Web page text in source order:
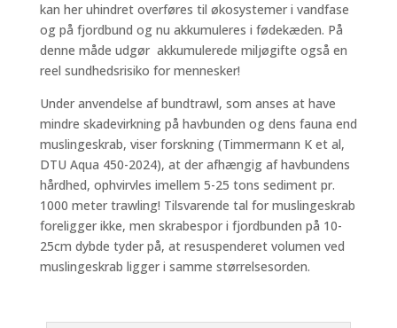
kan her uhindret overføres til økosystemer i vandfase
og på fjordbund og nu akkumuleres i fødekæden. På
denne måde udgør akkumulerede miljøgifte også en
reel sundhedsrisiko for mennesker!
Under anvendelse af bundtrawl, som anses at have
mindre skadevirkning på havbunden og dens fauna end
muslingeskrab, viser forskning (Timmermann K et al,
DTU Aqua 450-2024), at der afhængig af havbundens
hårdhed, ophvirvles imellem 5-25 tons sediment pr.
1000 meter trawling! Tilsvarende tal for muslingeskrab
foreligger ikke, men skrabespor i fjordbunden på 10-
25cm dybde tyder på, at resuspenderet volumen ved
muslingeskrab ligger i samme størrelsesorden.